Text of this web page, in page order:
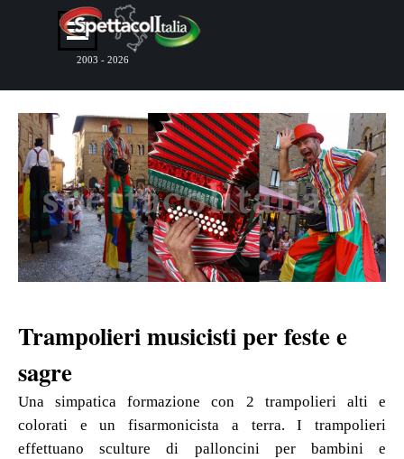
Vai ai contenuti
Salta menù
2003 - 2026
Trampolieri musicisti per feste e
sagre
Una simpatica formazione con 2 trampolieri alti e
colorati e un fisarmonicista a terra. I trampolieri
effettuano sculture di palloncini per bambini e